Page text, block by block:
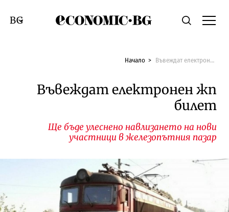
Economic.bgТърсене
Смяна на език
Начало Въвеждат електронен жп билет
Въвеждат електронен жп
билет
Ще бъде улеснено навлизането на нови
участници в железопътния пазар